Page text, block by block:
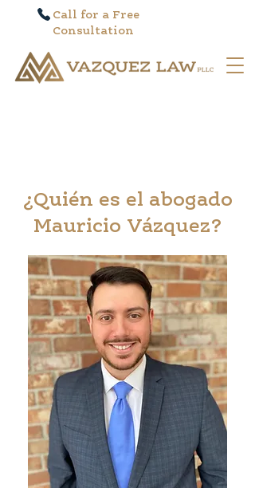
Call for a Free
Consultation
¿Quién es el abogado
Mauricio Vázquez?